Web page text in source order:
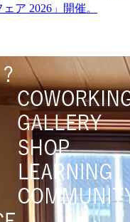
ア 2026」開催。